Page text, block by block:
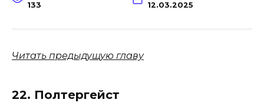
133 12.03.2025
Читать предыдущую главу
22. Полтергейст